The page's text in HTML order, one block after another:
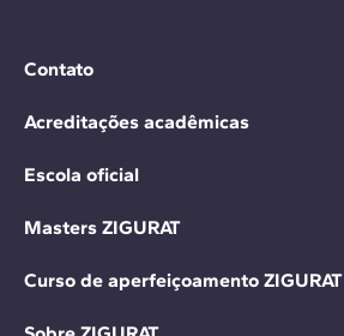
Contato
Acreditações acadêmicas
Escola oficial
Masters ZIGURAT
Curso de aperfeiçoamento ZIGURAT